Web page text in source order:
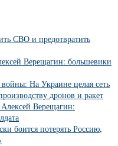
СВО и предотвратить
Верещагин: большевики
На Украине целая сеть
дронов и ракет
Верещагин:
боится потерять Россию,